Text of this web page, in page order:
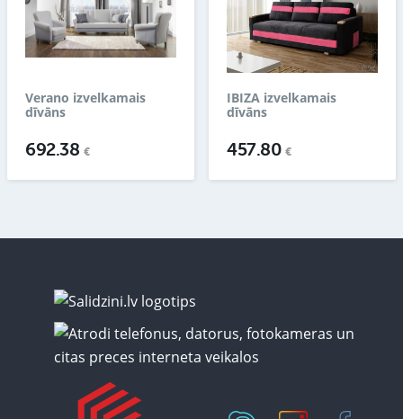
Verano izvelkamais
dīvāns
692.38€
IBIZA izvelkamais
dīvāns
457.80€